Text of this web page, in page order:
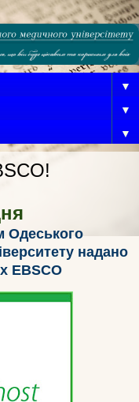
▼
▼
▼
Одеського
надано
EBSCO